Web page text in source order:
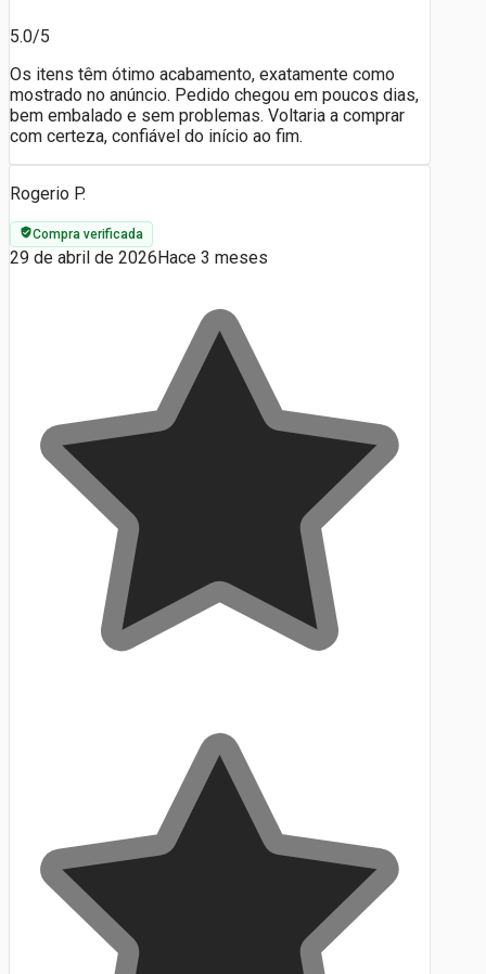
5.0/5
Os itens têm ótimo acabamento, exatamente como
mostrado no anúncio. Pedido chegou em poucos dias,
bem embalado e sem problemas. Voltaria a comprar
com certeza, confiável do início ao fim.
Rogerio P.
Compra verificada
29 de abril de 2026Hace 3 meses